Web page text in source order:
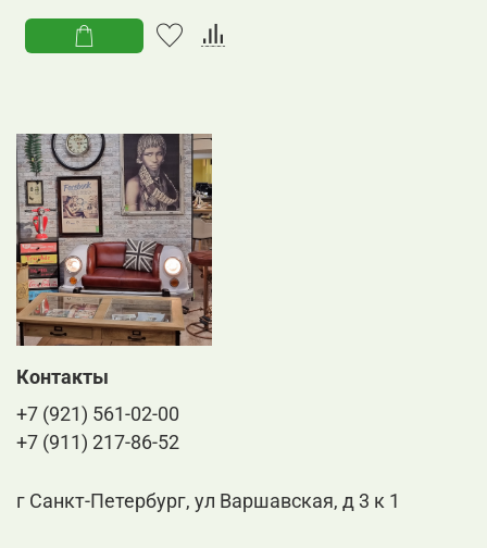
Контакты
+7 (921) 561-02-00
+7 (911) 217-86-52
г Санкт-Петербург, ул Варшавская, д 3 к 1